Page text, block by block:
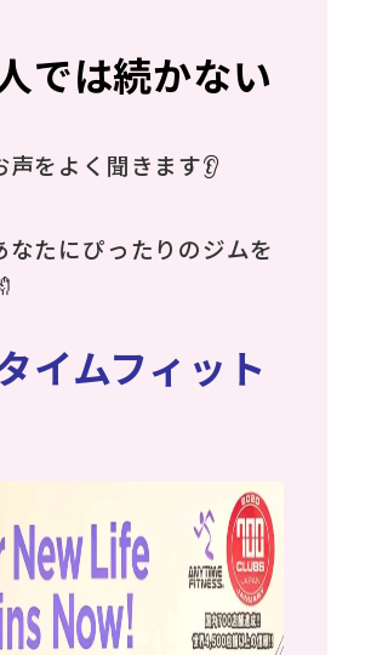
では続かない
声をよく聞きます👂
なたにぴったりのジムを
イムフィット